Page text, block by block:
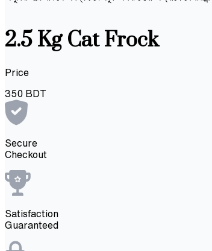
2.5 Kg Cat Frock
Price
350 BDT
Secure
Checkout
Satisfaction
Guaranteed